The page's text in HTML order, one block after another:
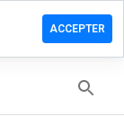
ACCEPTER